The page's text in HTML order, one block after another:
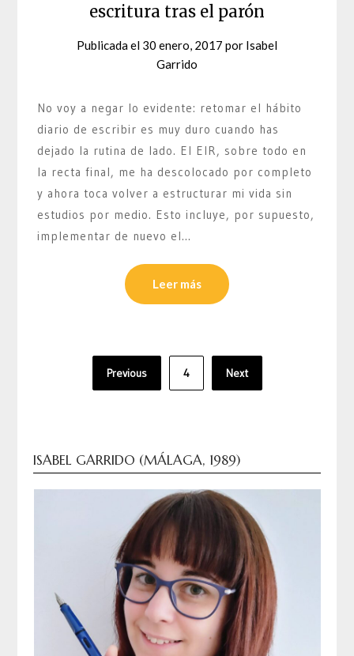
escritura tras el parón
Publicada el 30 enero, 2017 por Isabel
Garrido
No voy a negar lo evidente: retomar el hábito
diario de escribir es muy duro cuando has
dejado la rutina de lado. El EIR, sobre todo en
la recta final, me ha descolocado por completo
y ahora toca volver a estructurar mi vida sin
estudios por medio. Esto incluye, por supuesto,
implementar de nuevo el…
Leer más
PaginaciónPrevious 4 Next
ISABEL GARRIDO (MÁLAGA, 1989)